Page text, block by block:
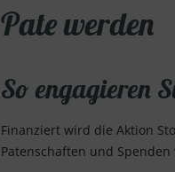
Pate werden
So engagieren
Finanziert wird die Aktion
Patenschaften und